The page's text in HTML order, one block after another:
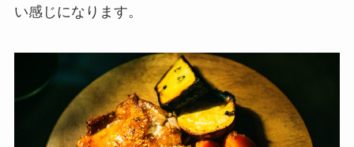
い感じになります。